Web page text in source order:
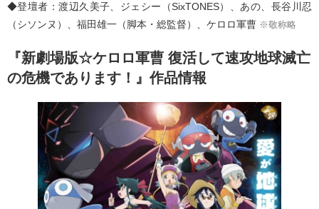
◆登壇者：渡辺久美子、ジェシー（SixTONES）、あの、長谷川忍
（シソンヌ）、福田雄一（脚本・総監督）、ケロロ軍曹 ※敬称略
『新劇場版☆ケロロ軍曹 復活して速攻地球滅亡
の危機であります！』作品情報